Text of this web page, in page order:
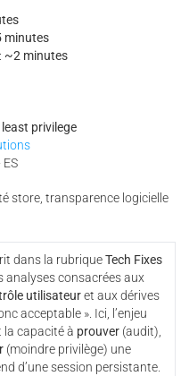
minutes
~2 minutes
privilege
ES
store, transparence logicielle
dans la rubriqueTech Fixes
analyses consacrées aux
utilisateuret aux dérives
acceptable ». Ici, l’enjeu
la capacité à prouver(audit),
(moindre privilège) une
d’une session persistante.